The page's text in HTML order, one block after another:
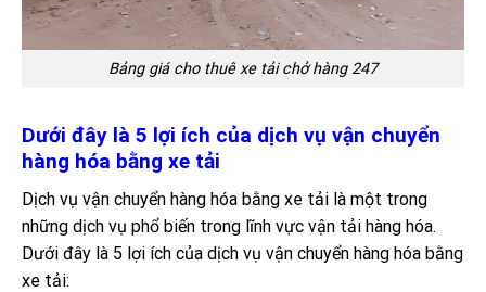
Bảng giá cho thuê xe tải chở hàng 247
Dưới đây là 5 lợi ích của dịch vụ vận chuyển
hàng hóa bằng xe tải
Dịch vụ vận chuyển hàng hóa bằng xe tải là một trong
những dịch vụ phổ biến trong lĩnh vực vận tải hàng hóa.
Dưới đây là 5 lợi ích của dịch vụ vận chuyển hàng hóa bằng
xe tải: